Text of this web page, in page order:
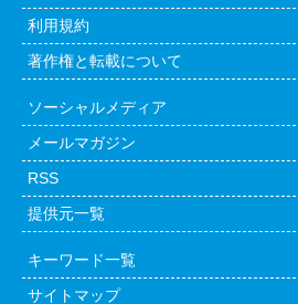
利用規約
著作権と転載について
ソーシャルメディア
メールマガジン
RSS
提供元一覧
キーワード一覧
サイトマップ